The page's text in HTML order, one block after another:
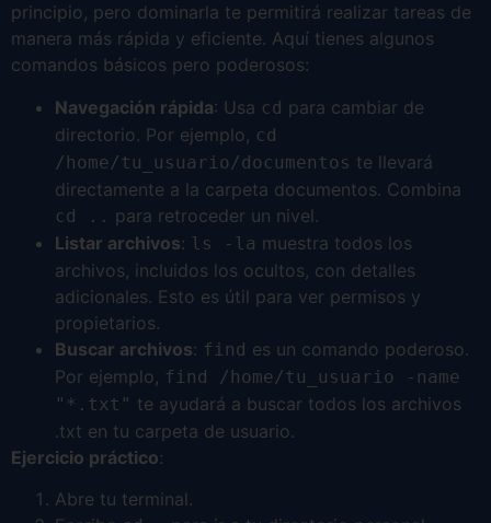
principio, pero dominarla te permitirá realizar tareas de
manera más rápida y eficiente. Aquí tienes algunos
comandos básicos pero poderosos:
Navegación rápida: Usa cd para cambiar de
directorio. Por ejemplo,
cd
/home/tu_usuario/documentos te llevará
directamente a la carpeta documentos. Combina
cd .. para retroceder un nivel.
Listar archivos: ls -la muestra todos los
archivos, incluidos los ocultos, con detalles
adicionales. Esto es útil para ver permisos y
propietarios.
Buscar archivos: find es un comando poderoso.
Por ejemplo,
find /home/tu_usuario -name
"*.txt" te ayudará a buscar todos los archivos
.txt en tu carpeta de usuario.
Ejercicio práctico:
Abre tu terminal.